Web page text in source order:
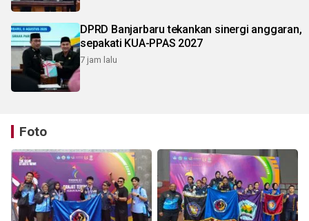
DPRD Banjarbaru tekankan sinergi anggaran,
sepakati KUA-PPAS 2027
7 jam lalu
Foto